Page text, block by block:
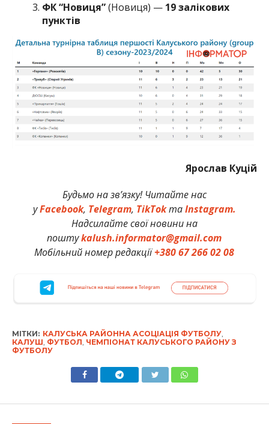
ФК “Новиця”(Новиця) —19 залікових
пунктів
Ярослав Куцій
Будьмо на зв’язку! Читайте нас
уFacebook, Telegram, TikTokтаInstagram.
Надсилайте свої новини на
поштуkalush.informator@gmail.com
Мобільний номер редакції+380 67 266 02 08
МІТКИ: КАЛУСЬКА РАЙОННА АСОЦІАЦІЯ ФУТБОЛУ,
КАЛУШ ФУТБОЛ ЧЕМПІОНАТ КАЛУСЬКОГО РАЙОНУ З
ФУТБОЛУ